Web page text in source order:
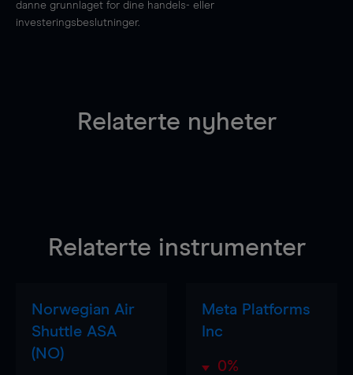
danne grunnlaget for dine handels- eller
investeringsbeslutninger.
Relaterte nyheter
Relaterte instrumenter
Norwegian Air
Shuttle ASA
(NO)
Meta Platforms
Inc
0%